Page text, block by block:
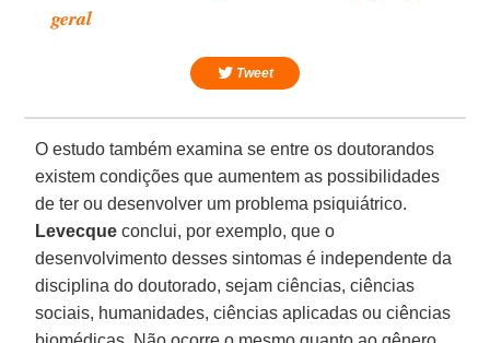
geral
Tweet
O estudo também examina se entre os doutorandos
existem condições que aumentem as possibilidades
de ter ou desenvolver um problema psiquiátrico.
Levecque conclui, por exemplo, que o
desenvolvimento desses sintomas é independente da
disciplina do doutorado, sejam ciências, ciências
sociais, humanidades, ciências aplicadas ou ciências